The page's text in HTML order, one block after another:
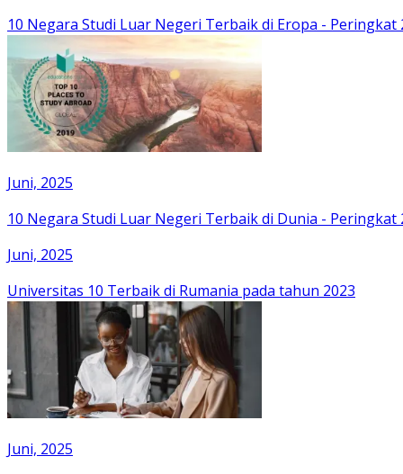
10 Negara Studi Luar Negeri Terbaik di Eropa - Peringkat
Juni, 2025
10 Negara Studi Luar Negeri Terbaik di Dunia - Peringkat
Juni, 2025
Universitas 10 Terbaik di Rumania pada tahun 2023
Juni, 2025